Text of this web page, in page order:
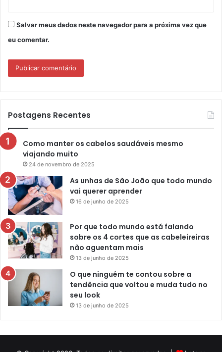
Salvar meus dados neste navegador para a próxima vez que
eu comentar.
Postagens Recentes
Como manter os cabelos saudáveis mesmo
viajando muito
24 de novembro de 2025
As unhas de São João que todo mundo
vai querer aprender
16 de junho de 2025
Por que todo mundo está falando
sobre os 4 cortes que as cabeleireiras
não aguentam mais
13 de junho de 2025
O que ninguém te contou sobre a
tendência que voltou e muda tudo no
seu look
13 de junho de 2025